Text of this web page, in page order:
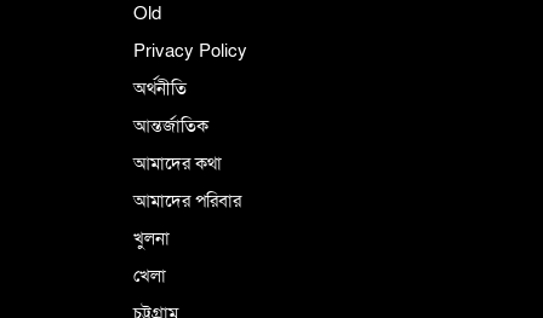
Old
Privacy Policy
অর্থনীতি
আন্তর্জাতিক
আমাদের কথা
আমাদের পরিবার
খুলনা
খেলা